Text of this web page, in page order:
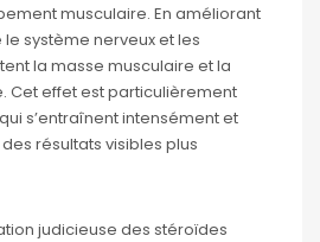
musculaire. En améliorant
système nerveux et les
la masse musculaire et la
Cet effet est particulièrement
s’entraînent intensément et
résultats visibles plus
judicieuse des stéroïdes